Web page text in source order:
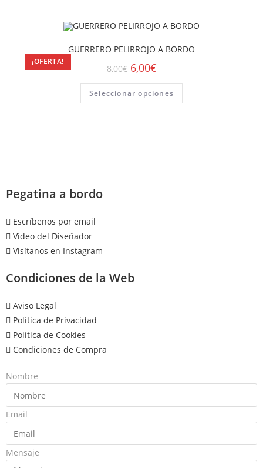
¡OFERTA!
GUERRERO PELIRROJO A BORDO
8,00€ 6,00€
Seleccionar opciones
Pegatina a bordo
Escríbenos por email
Vídeo del Diseñador
Visítanos en Instagram
Condiciones de la Web
Aviso Legal
Política de Privacidad
Política de Cookies
Condiciones de Compra
Nombre
Email
Mensaje